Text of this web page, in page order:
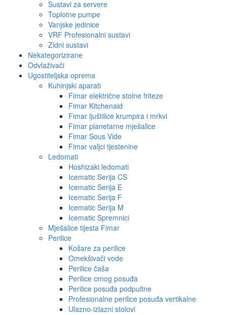
Sustavi za servere
Toplotne pumpe
Vanjske jedinice
VRF Profesionalni sustavi
Zidni sustavi
Nekategorizirane
Odvlaživači
Ugostiteljska oprema
Kuhinjski aparati
Fimar električne stolne friteze
Fimar Kitchenaid
Fimar ljuštilice krumpira i mrkvi
Fimar planetarne mješalice
Fimar Sous Vide
Fimar valjci tjestenine
Ledomati
Hoshizaki ledomati
Icematic Serija CS
Icematic Serija E
Icematic Serija F
Icematic Serija M
Icematic Spremnici
Mješalice tijesta Fimar
Perilice
Košare za perilice
Omekšivači vode
Perilice čaša
Perilice crnog posuđa
Perilice posuđa podpultne
Profesionalne perilice posuđa vertikalne
Ulazno-izlazni stolovi